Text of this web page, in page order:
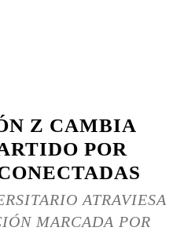
Z CAMBIA
POR
ATRAVIESA
MARCADA POR